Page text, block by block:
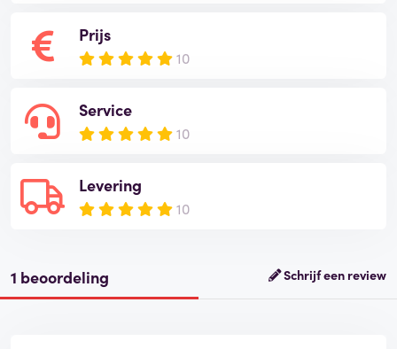
Prijs
10
Service
10
Levering
10
1 beoordeling Schrijf een review